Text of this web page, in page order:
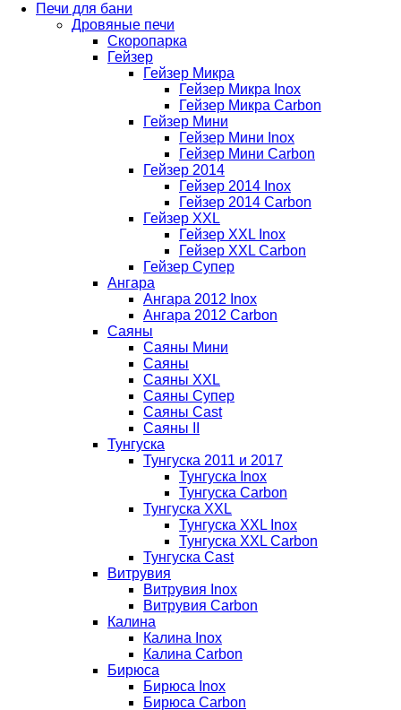
Печи для бани
Дровяные печи
Скоропарка
Гейзер
Гейзер Микра
Гейзер Микра Inox
Гейзер Микра Carbon
Гейзер Мини
Гейзер Мини Inox
Гейзер Мини Carbon
Гейзер 2014
Гейзер 2014 Inox
Гейзер 2014 Carbon
Гейзер XXL
Гейзер XXL Inox
Гейзер XXL Carbon
Гейзер Супер
Ангара
Ангара 2012 Inox
Ангара 2012 Carbon
Саяны
Саяны Мини
Саяны
Саяны XXL
Саяны Супер
Саяны Cast
Саяны II
Тунгуска
Тунгуска 2011 и 2017
Тунгуска Inox
Тунгуска Carbon
Тунгуска XXL
Тунгуска XXL Inox
Тунгуска XXL Carbon
Тунгуска Cast
Витрувия
Витрувия Inox
Витрувия Carbon
Калина
Калина Inox
Калина Carbon
Бирюса
Бирюса Inox
Бирюса Carbon